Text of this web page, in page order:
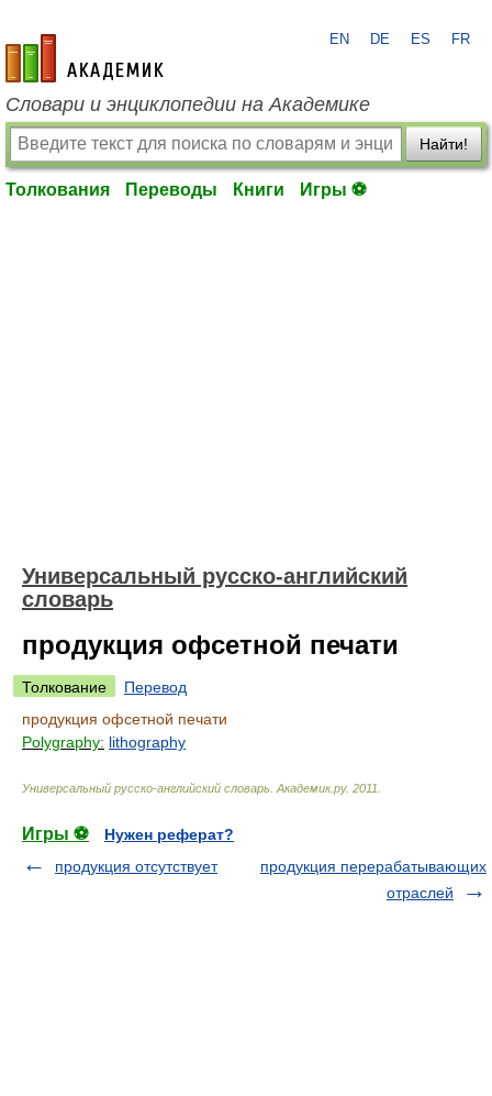
academic.ru
EN DE ES FR
Словари и энциклопедии на Академике
Найти!
Толкования Переводы Книги Игры ⚽
Универсальный русско-английский
словарь
продукция офсетной печати
Толкование
Перевод
продукция офсетной печати
Polygraphy: lithography
Универсальный русско-английский словарь Академик.ру. 2011
Игры ⚽
Нужен реферат?
продукция отсутствует
продукция перерабатывающих
отраслей